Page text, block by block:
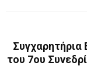
Συγχαρητήρια
του 7ου